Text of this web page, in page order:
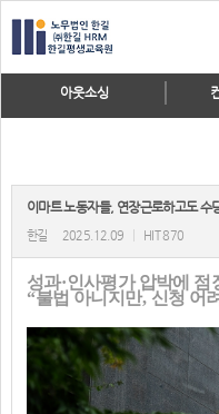
아웃소싱
이마트 노동자들, 연장근로하고도 수
한길 2025.12.09 HIT 870
성과·인사평가 압박에 점
“불법 아니지만, 신청 어